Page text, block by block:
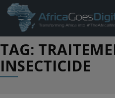
TAG:
INSECTICIDE